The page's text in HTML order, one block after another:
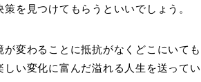
を見つけてもらうといいでしょう。
変わることに抵抗がなくどこにいても
い変化に富んだ溢れる人生を送ってい